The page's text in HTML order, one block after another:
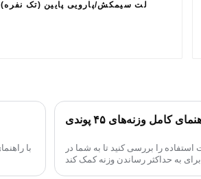
لت سیمکش/پارویی پایین (تک نفره)
کامل وزنه‌های ۴۵ پوندی
و نکات استفاده را بررسی کنید تا به شما در